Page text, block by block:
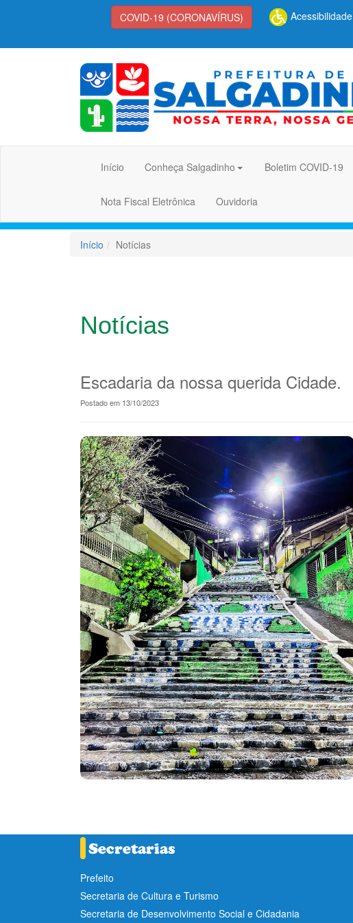
COVID-19 (CORONAVÍRUS) Acessibilidade
Início Conheça Salgadinho Boletim COVID-19
Nota Fiscal Eletrônica Ouvidoria
Início Notícias
Notícias
Escadaria da nossa querida Cidade.
Postado em 13/10/2023
Prefeito
Secretaria de Cultura e Turismo
Secretaria de Desenvolvimento Social e Cidadania